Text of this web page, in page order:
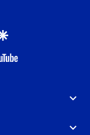
google
youtube-